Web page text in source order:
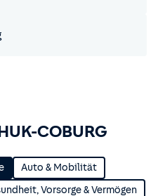
COBURG
Auto & Mobilität
Vorsorge & Vermögen